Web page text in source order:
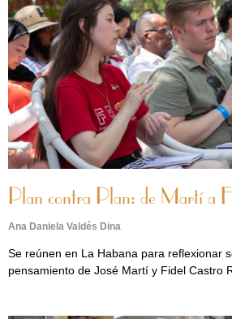
Plan contra Plan: de Martí a
Ana Daniela Valdés Dina
Se reúnen en La Habana para reflexionar
pensamiento de José Martí y Fidel Castro